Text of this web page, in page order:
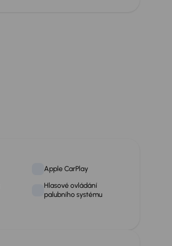
Apple CarPlay
Hlasové ovládání
palubního systému